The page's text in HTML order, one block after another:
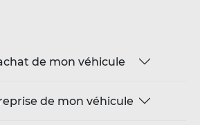
de mon véhicule
de mon véhicule